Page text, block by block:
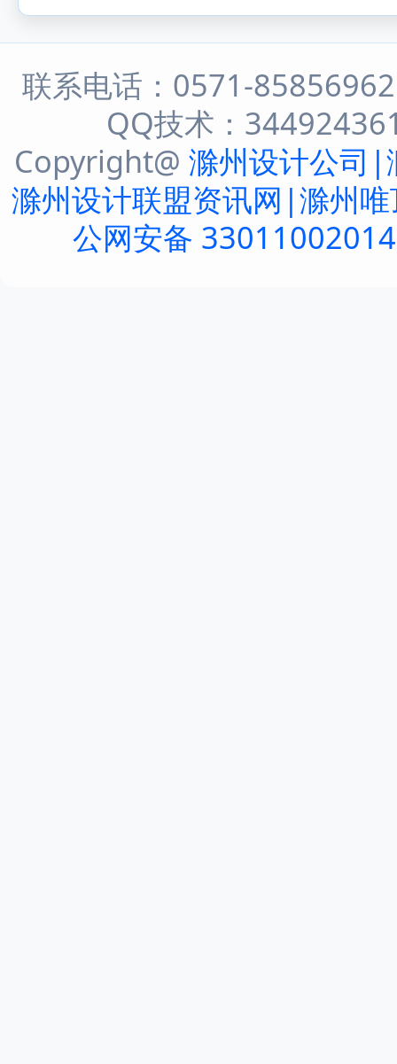
联系电话：0571-
QQ技术：
Copyright@ 滁州设计公司|
滁州设计联盟资讯网|滁州
公网安备